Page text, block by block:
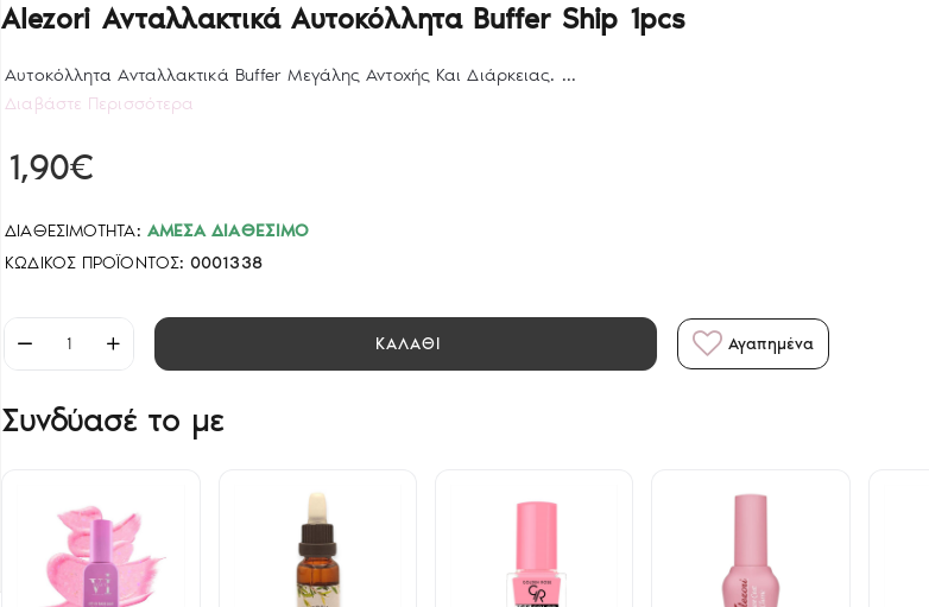
Alezori Ανταλλακτικά Αυτοκόλλητα Buffer Ship 1pcs
Αυτοκόλλητα Ανταλλακτικά Buffer Μεγάλης Αντοχής Και Διάρκειας. ...
Διαβάστε Περισσότερα
ΔΙΑΘΕΣΙΜΌΤΗΤΑ: ΆΜΕΣΑ ΔΙΑΘΈΣΙΜΟ
ΚΩΔΙΚΌΣ ΠΡΟΪΌΝΤΟΣ: 0001338
1,90€
ΚΑΛΑΘΙ Αγαπημένα
Συνδύασέ το με